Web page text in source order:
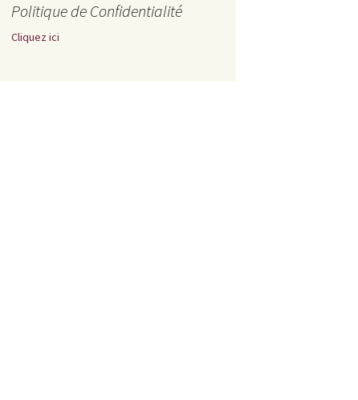
Politique de Confidentialité
Cliquez ici